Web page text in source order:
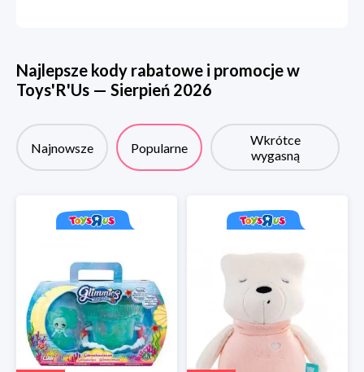
Najlepsze kody rabatowe i promocje w
Toys'R'Us — Sierpień 2026
Najnowsze Popularne
Wkrótce
wygasną